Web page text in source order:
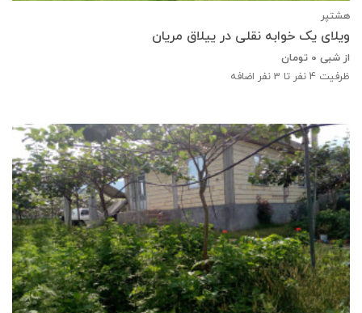
هشتپر
ویلای یک خوابه نقلی در ییلاق مریان
از شبی 0 تومان
ظرفیت 4 نفر تا 3 نفر اضافه